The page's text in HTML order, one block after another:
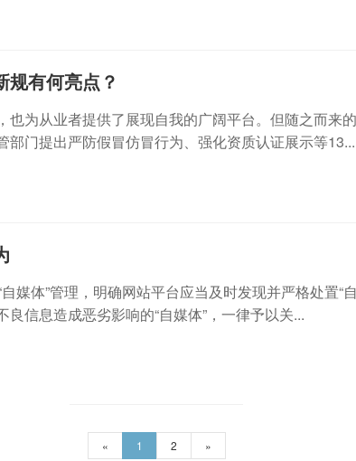
规有何亮点？
为从业者提供了展现自我的广阔平台。但随之而来
门提出严防假冒仿冒行为、强化资质认证展示等13...
媒体”管理，明确网站平台应当及时发现并严格处置“
信息造成恶劣影响的“自媒体”，一律予以关...
« 1 2 »